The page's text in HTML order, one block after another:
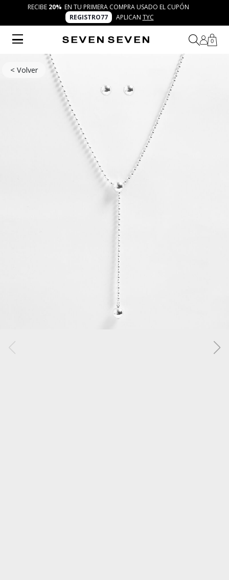
RECIBE 20% EN TU PRIMERA COMPRA USADO EL CUPÓN
REGISTRO77
APLICAN TYC
0
< Volver